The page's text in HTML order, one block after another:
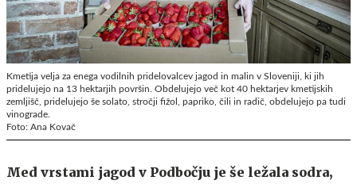
Kmetija velja za enega vodilnih pridelovalcev jagod in malin v Sloveniji, ki jih
pridelujejo na 13 hektarjih površin. Obdelujejo več kot 40 hektarjev kmetijskih
zemljišč, pridelujejo še solato, stročji fižol, papriko, čili in radič, obdelujejo pa tudi
vinograde.
Foto: Ana Kovač
Med vrstami jagod v Podbočju je še ležala sodra,